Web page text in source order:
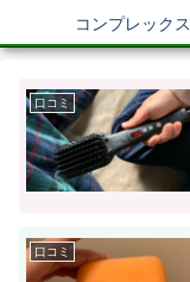
コンプレックス
口コミ
口コミ